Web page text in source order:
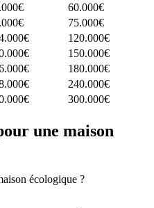
60.000€
75.000€
120.000€
150.000€
180.000€
240.000€
300.000€
une maison
écologique ?